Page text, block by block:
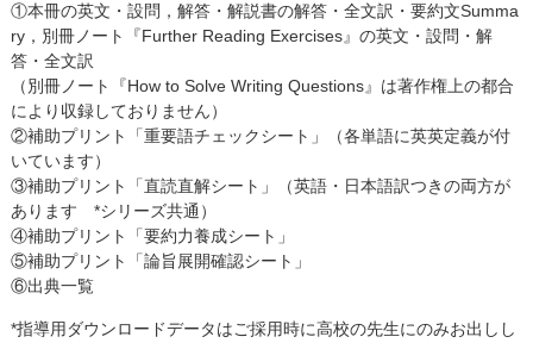
①本冊の英文・設問，解答・解説書の解答・全文訳・要約文Summa
ry，別冊ノート『Further Reading Exercises』の英文・設問・解
答・全文訳
（別冊ノート『How to Solve Writing Questions』は著作権上の都合
により収録しておりません）
②補助プリント「重要語チェックシート」（各単語に英英定義が付
いています）
③補助プリント「直読直解シート」（英語・日本語訳つきの両方が
あります *シリーズ共通）
④補助プリント「要約力養成シート」
⑤補助プリント「論旨展開確認シート」
⑥出典一覧
*指導用ダウンロードデータはご採用時に高校の先生にのみお出しし